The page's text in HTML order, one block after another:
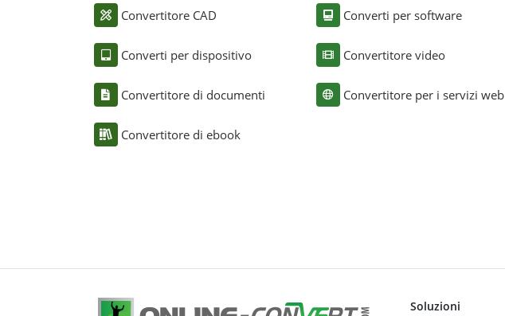
Convertitore CAD
Converti per dispositivo
Convertitore di documenti
Convertitore di ebook
Converti per software
Convertitore video
Convertitore per i servizi web
Soluzioni